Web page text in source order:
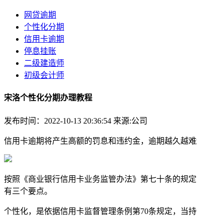
网贷逾期
个性化分期
信用卡逾期
停息挂账
二级建造师
初级会计师
宋洛个性化分期办理教程
发布时间：2022-10-13 20:36:54 来源:公司
信用卡逾期将产生高额的罚息和违约金，逾期越久越
按照《商业银行信用卡业务监管办法》第七十条的规
有三个要点。
个性化，是依据信用卡监督管理条例第70条规定，当